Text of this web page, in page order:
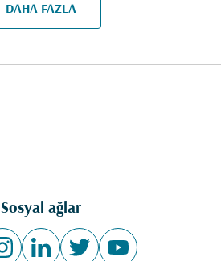
DAHA FAZLA
Sosyal ağlar